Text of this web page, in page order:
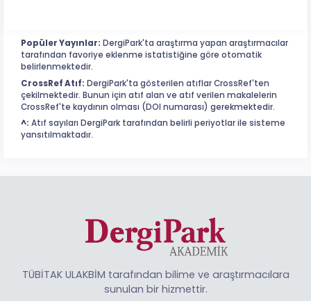
Popüler Yayınlar: DergiPark'ta araştırma yapan araştırmacılar
tarafından favoriye eklenme istatistiğine göre otomatik
belirlenmektedir.
CrossRef Atıf: DergiPark'ta gösterilen atıflar CrossRef'ten
çekilmektedir. Bunun için atıf alan ve atıf verilen makalelerin
CrossRef'te kaydının olması (DOI numarası) gerekmektedir.
^: Atıf sayıları DergiPark tarafından belirli periyotlar ile sisteme
yansıtılmaktadır.
TÜBİTAK ULAKBİM tarafından bilime ve araştırmacılara
sunulan bir hizmettir.